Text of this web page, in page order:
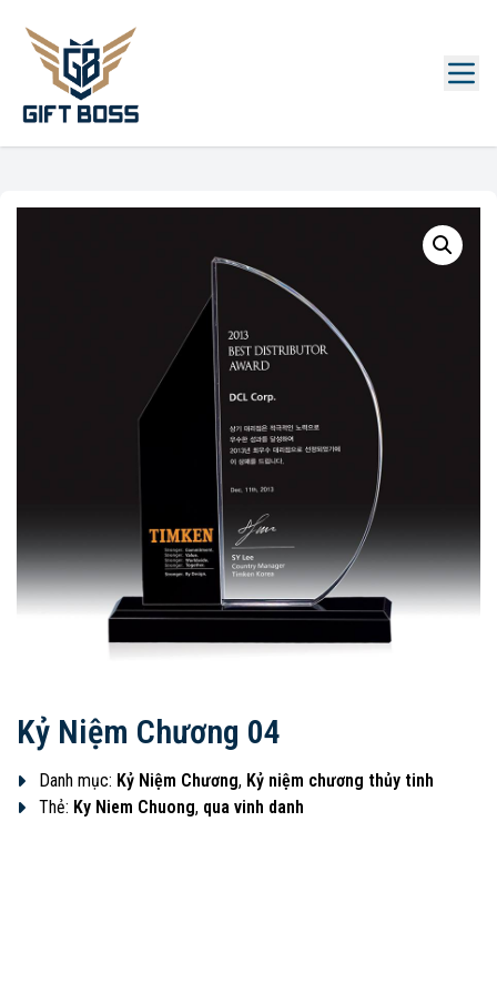
Kỷ Niệm Chương 04
Danh mục: Kỷ Niệm Chương, Kỷ niệm chương thủy tinh
Thẻ: Ky Niem Chuong, qua vinh danh